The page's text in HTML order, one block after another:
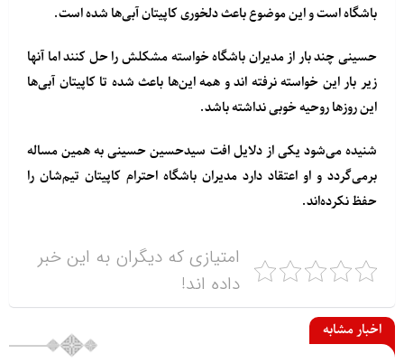
باشگاه است و این موضوع باعث دلخوری کاپیتان آبی‌ها شده است.
حسینی چند بار از مدیران باشگاه خواسته مشکلش را حل کنند اما آنها
زیر بار این خواسته نرفته اند و همه این‌ها باعث شده تا کاپیتان آبی‌ها
این روزها روحیه خوبی نداشته باشد.
شنیده می‌شود یکی از دلایل افت سیدحسین حسینی به همین مساله
برمی‌گردد و او اعتقاد دارد مدیران باشگاه احترام کاپیتان تیم‌شان را
حفظ نکرده‌اند.
امتیازی که دیگران به این خبر
داده اند!
اخبار مشابه